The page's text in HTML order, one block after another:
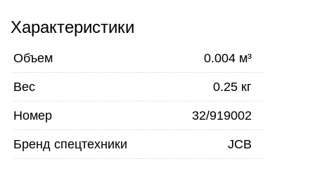
Характеристики
Объем 0.004 м³
Вес 0.25 кг
Номер 32/919002
Бренд спецтехники JCB